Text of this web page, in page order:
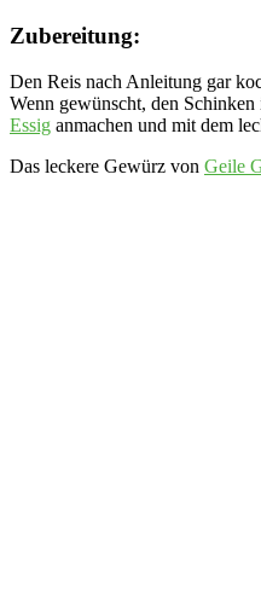
Zubereitung:
Den Reis nach Anleitung gar
Wenn gewünscht, den
Essig anmachen und mit dem
Das leckere Gewürz von Geile